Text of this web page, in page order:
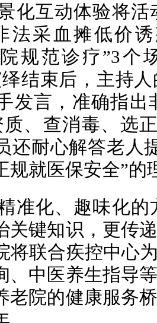
化互动体验将
法采血摊低价
规范诊疗”3个
结束后，主持
发言，准确指
质、查消毒、选
还耐心解答老人
规就医保安全”的
准化、趣味化
关键知识，更传
将联合疾控中心
、中医养生指导
老院的健康服务